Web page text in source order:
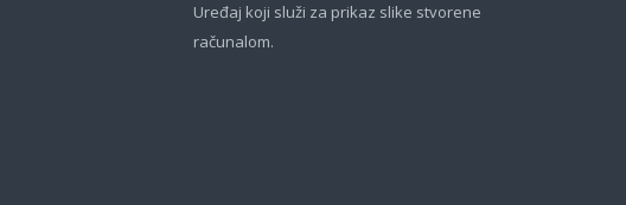
Uređaj koji služi za prikaz slike stvorene
računalom.